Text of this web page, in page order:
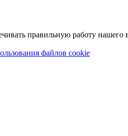
правильную работу нашего
файлов cookie